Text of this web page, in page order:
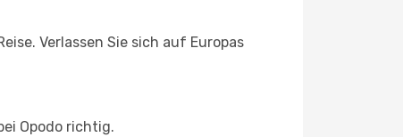
Verlassen Sie sich auf Europas
Opodo richtig.